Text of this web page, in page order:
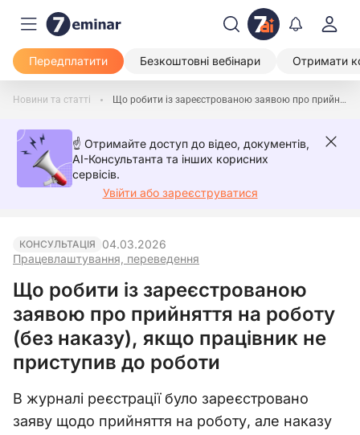
Передплатити Безкоштовні вебінари Отримати
Новини та статті Що робити із зареєстрованою заявою про прийняття на роботу (без наказу), якщо працівник не приступив до роботи
☝️ Отримайте доступ до відео, документів,
AI-Консультанта та інших корисних
сервісів.
Увійти або зареєструватися
КОНСУЛЬТАЦІЯ
Працевлаштування, переведення
04.03.2026
Що робити із зареєстрованою
заявою про прийняття на роботу
(без наказу), якщо працівник не
приступив до роботи
В журналі реєстрації було зареєстровано
заяву щодо прийняття на роботу, але наказу